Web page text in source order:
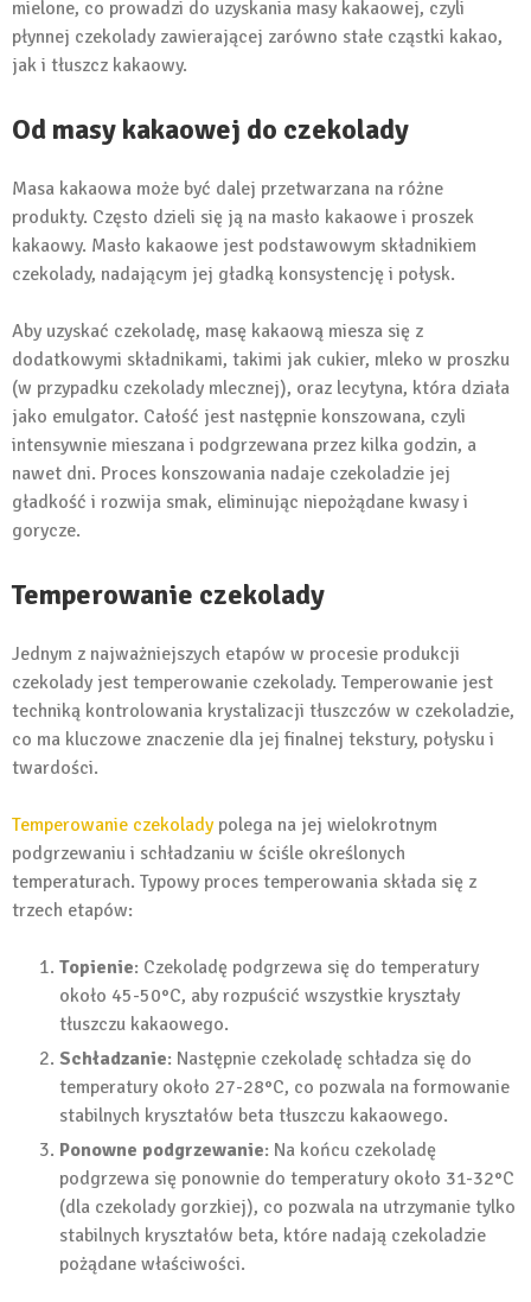
mielone, co prowadzi do uzyskania masy kakaowej, czyli
płynnej czekolady zawierającej zarówno stałe cząstki kakao,
jak i tłuszcz kakaowy.
Od masy kakaowej do czekolady
Masa kakaowa może być dalej przetwarzana na różne
produkty. Często dzieli się ją na masło kakaowe i proszek
kakaowy. Masło kakaowe jest podstawowym składnikiem
czekolady, nadającym jej gładką konsystencję i połysk.
Aby uzyskać czekoladę, masę kakaową miesza się z
dodatkowymi składnikami, takimi jak cukier, mleko w proszku
(w przypadku czekolady mlecznej), oraz lecytyna, która działa
jako emulgator. Całość jest następnie konszowana, czyli
intensywnie mieszana i podgrzewana przez kilka godzin, a
nawet dni. Proces konszowania nadaje czekoladzie jej
gładkość i rozwija smak, eliminując niepożądane kwasy i
gorycze.
Temperowanie czekolady
Jednym z najważniejszych etapów w procesie produkcji
czekolady jest temperowanie czekolady. Temperowanie jest
techniką kontrolowania krystalizacji tłuszczów w czekoladzie,
co ma kluczowe znaczenie dla jej finalnej tekstury, połysku i
twardości.
Temperowanie czekoladypolega na jej wielokrotnym
podgrzewaniu i schładzaniu w ściśle określonych
temperaturach. Typowy proces temperowania składa się z
trzech etapów:
Topienie: Czekoladę podgrzewa się do temperatury
około 45-50°C, aby rozpuścić wszystkie kryształy
tłuszczu kakaowego.
Schładzanie: Następnie czekoladę schładza się do
temperatury około 27-28°C, co pozwala na formowanie
stabilnych kryształów beta tłuszczu kakaowego.
Ponowne podgrzewanie: Na końcu czekoladę
podgrzewa się ponownie do temperatury około 31-32°C
(dla czekolady gorzkiej), co pozwala na utrzymanie tylko
stabilnych kryształów beta, które nadają czekoladzie
pożądane właściwości.